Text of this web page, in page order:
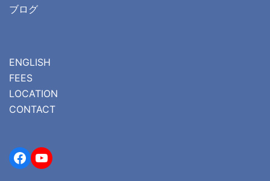
ブログ
ENGLISH
FEES
LOCATION
CONTACT
Facebook
YouTube